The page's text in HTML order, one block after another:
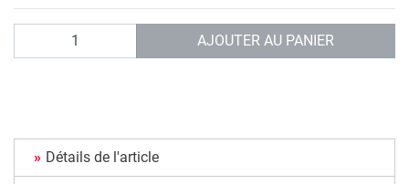
AJOUTER AU PANIER
Détails de l'article